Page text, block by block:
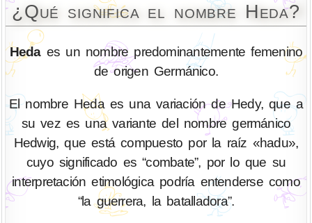
¿Qué significa el nombre Heda?
Hedaes un nombre predominantemente femenino
de origen Germánico.
El nombre Heda es una variación de Hedy, que a
su vez es una variante del nombre germánico
Hedwig, que está compuesto por la raíz «hadu»,
cuyo significado es “combate”, por lo que su
interpretación etimológica podría entenderse como
“la guerrera, la batalladora”.